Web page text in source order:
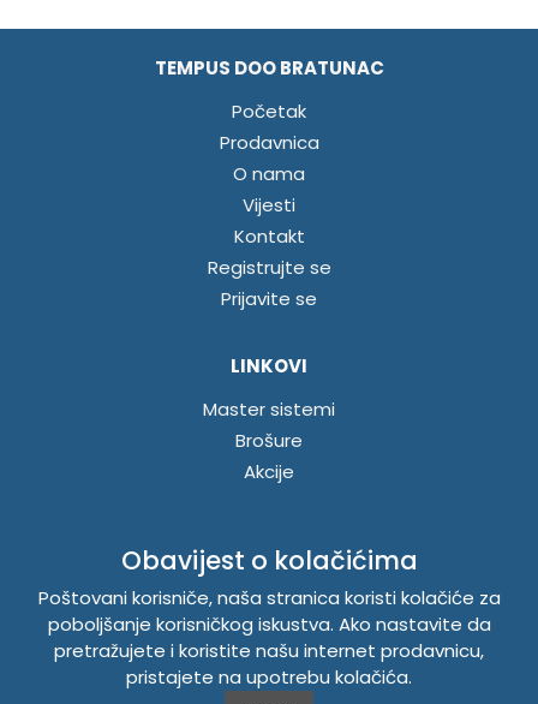
TEMPUS DOO BRATUNAC
Početak
Prodavnica
O nama
Vijesti
Kontakt
Registrujte se
Prijavite se
LINKOVI
Master sistemi
Brošure
Akcije
Politika o kolačićima
Uslovi korištenja
Politika privatnosti
Obavijest o kolačićima
Poštovani korisniče, naša stranica koristi kolačiće za
poboljšanje korisničkog iskustva. Ako nastavite da
pretražujete i koristite našu internet prodavnicu,
pristajete na upotrebu kolačića.